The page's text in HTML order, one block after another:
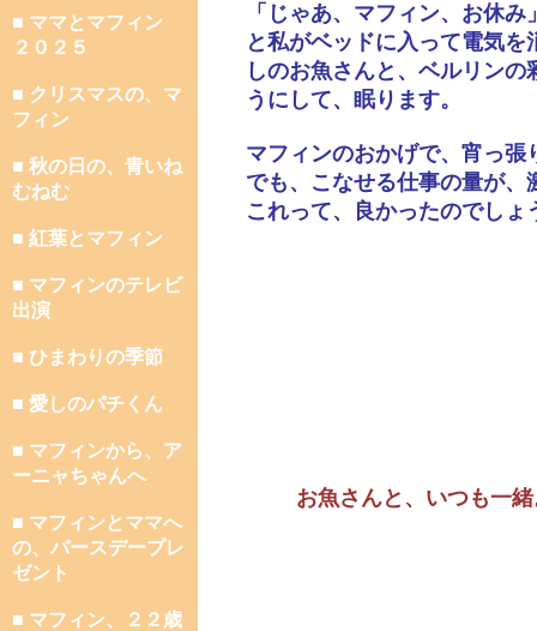
■ ママとマフィン
２０２５
■ クリスマスの、マ
フィン
■ 秋の日の、青いね
むねむ
■ 紅葉とマフィン
■ マフィンのテレビ
出演
■ ひまわりの季節
■ 愛しのパチくん
■ マフィンから、ア
ーニャちゃんへ
■ マフィンとママへ
の、バースデープレ
ゼント
■ マフィン、２２歳
「じゃあ、マフィン、お休み
と私がベッドに入って電気
しのお魚さんと、ベルリン
うにして、眠ります。
マフィンのおかげで、宵っ
でも、こなせる仕事の量が、
これって、良かったのでしょ
お魚さんと、いつも一